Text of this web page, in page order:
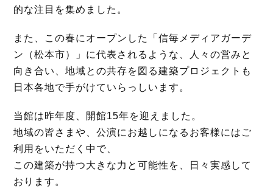
的な注目を集めました。
また、この春にオープンした「信毎メディアガーデ
ン（松本市）」に代表されるような、人々の営みと
向き合い、地域との共存を図る建築プロジェクトも
日本各地で手がけていらっしいます。
当館は昨年度、開館15年を迎えました。
地域の皆さまや、公演にお越しになるお客様にはご
利用をいただく中で、
この建築が持つ大きな力と可能性を、日々実感して
おります。